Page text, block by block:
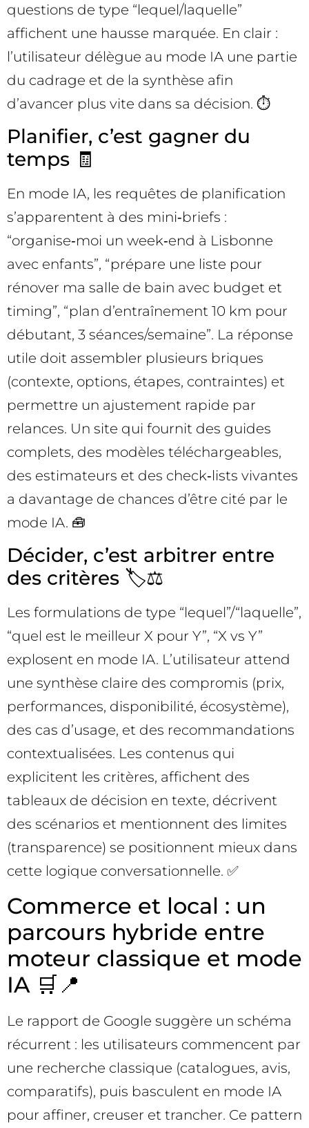
questions de type “lequel/laquelle”
affichent une hausse marquée. En clair :
l’utilisateur délègue au mode IA une partie
du cadrage et de la synthèse afin
d’avancer plus vite dans sa décision. ⏱️
Planifier, c’est gagner du
temps 🧾
En mode IA, les requêtes de planification
s’apparentent à des mini‑briefs :
“organise‑moi un week‑end à Lisbonne
avec enfants”, “prépare une liste pour
rénover ma salle de bain avec budget et
timing”, “plan d’entraînement 10 km pour
débutant, 3 séances/semaine”. La réponse
utile doit assembler plusieurs briques
(contexte, options, étapes, contraintes) et
permettre un ajustement rapide par
relances. Un site qui fournit des guides
complets, des modèles téléchargeables,
des estimateurs et des check‑lists vivantes
a davantage de chances d’être cité par le
mode IA. 🧰
Décider, c’est arbitrer entre
des critères 🏷️⚖️
Les formulations de type “lequel”/“laquelle”,
“quel est le meilleur X pour Y”, “X vs Y”
explosent en mode IA. L’utilisateur attend
une synthèse claire des compromis (prix,
performances, disponibilité, écosystème),
des cas d’usage, et des recommandations
contextualisées. Les contenus qui
explicitent les critères, affichent des
tableaux de décision en texte, décrivent
des scénarios et mentionnent des limites
(transparence) se positionnent mieux dans
cette logique conversationnelle. ✅
Commerce et local : un
parcours hybride entre
moteur classique et mode
IA 🛒📍
Le rapport de Google suggère un schéma
récurrent : les utilisateurs commencent par
une recherche classique (catalogues, avis,
comparatifs), puis basculent en mode IA
pour affiner, creuser et trancher. Ce pattern